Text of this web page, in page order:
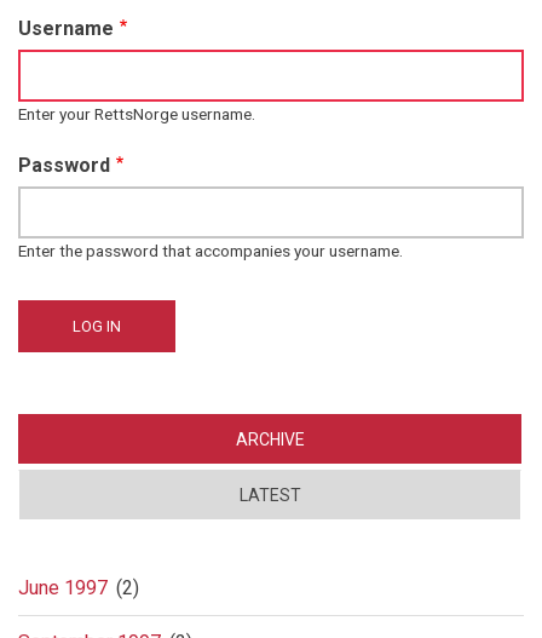
Username
Enter your RettsNorge username.
Password
Enter the password that accompanies your username.
ARCHIVE
LATEST
June 1997 (2)